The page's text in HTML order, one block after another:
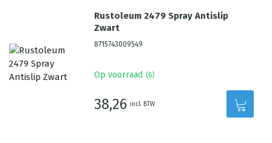
Rustoleum 2479 Spray Antislip
Zwart
8715743009549
Op voorraad (6)
38,26 incl. BTW